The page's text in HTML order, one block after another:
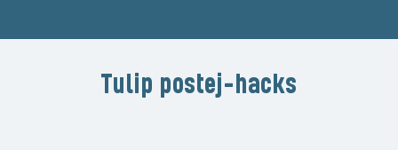
Tulip postej-hacks